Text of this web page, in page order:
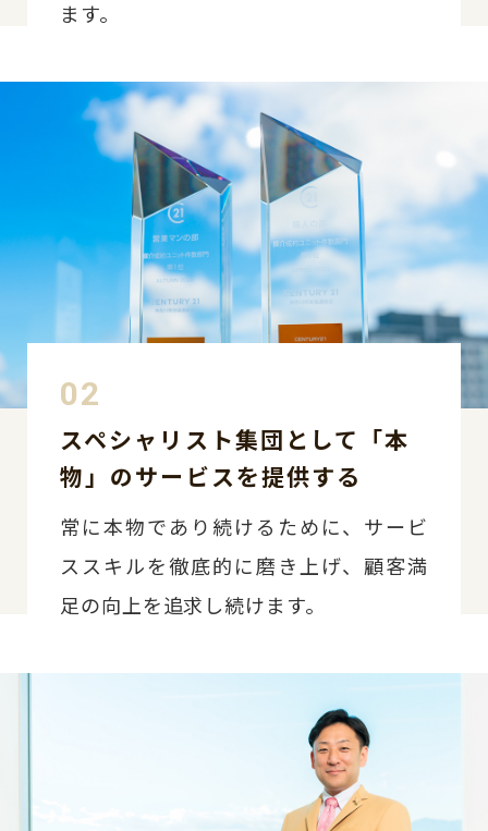
ます。
スペシャリスト集団として 「本
物」のサービスを提供する
常に本物であり続けるために、サービ
ススキルを徹底的に磨き上げ、顧客満
足の向上を追求し続けます。